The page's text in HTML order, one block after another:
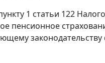
1 статьи 122
пенсионное
законодательству